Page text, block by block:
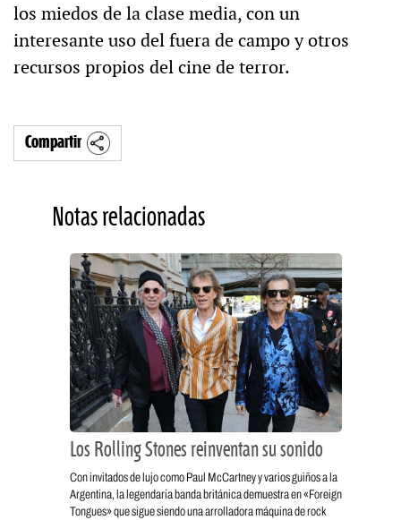
los miedos de la clase media, con un
interesante uso del fuera de campo y otros
recursos propios del cine de terror.
Compartir
Notas relacionadas
Los Rolling Stones reinventan su sonido
Con invitados de lujo como Paul McCartney y varios guiños a la
Argentina, la legendaria banda británica demuestra en «Foreign
Tongues» que sigue siendo una arrolladora máquina de rock